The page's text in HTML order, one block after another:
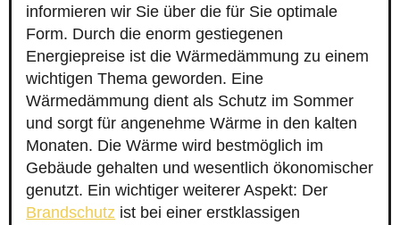
informieren wir Sie über die für Sie optimale
Form. Durch die enorm gestiegenen
Energiepreise ist die Wärmedämmung zu einem
wichtigen Thema geworden. Eine
Wärmedämmung dient als Schutz im Sommer
und sorgt für angenehme Wärme in den kalten
Monaten. Die Wärme wird bestmöglich im
Gebäude gehalten und wesentlich ökonomischer
genutzt. Ein wichtiger weiterer Aspekt: Der
Brandschutz ist bei einer erstklassigen